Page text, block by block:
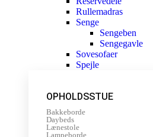
Rullemadras
Senge
Sengeben
Sengegavle
Sovesofaer
Spejle
OPHOLDSSTUE
Bakkeborde
Daybeds
Lænestole
Lampeborde